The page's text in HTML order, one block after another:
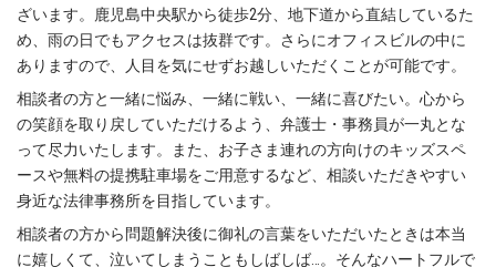
ざいます。鹿児島中央駅から徒歩2分、地下道から直結しているた
め、雨の日でもアクセスは抜群です。さらにオフィスビルの中に
ありますので、人目を気にせずお越しいただくことが可能です。
相談者の方と一緒に悩み、一緒に戦い、一緒に喜びたい。心から
の笑顔を取り戻していただけるよう、弁護士・事務員が一丸とな
って尽力いたします。また、お子さま連れの方向けのキッズスペ
ースや無料の提携駐車場をご用意するなど、相談いただきやすい
身近な法律事務所を目指しています。
相談者の方から問題解決後に御礼の言葉をいただいたときは本当
に嬉しくて、泣いてしまうこともしばしば…。そんなハートフルで